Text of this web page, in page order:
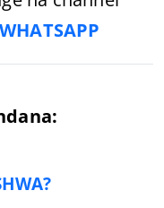
WHATSAPP